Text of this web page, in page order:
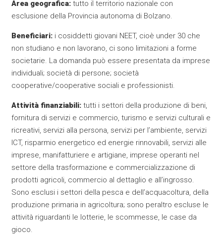
Area geografica:tutto il territorio nazionale con
esclusione della Provincia autonoma di Bolzano.
Beneficiari:i cosiddetti giovani NEET, cioè under 30 che
non studiano e non lavorano, ci sono limitazioni a forme
societarie. La domanda può essere presentata da imprese
individuali; società di persone; società
cooperative/cooperative sociali e professionisti.
Attività finanziabili:tutti i settori della produzione di beni,
fornitura di servizi e commercio, turismo e servizi culturali e
ricreativi, servizi alla persona, servizi per l’ambiente, servizi
ICT, risparmio energetico ed energie rinnovabili, servizi alle
imprese, manifatturiere e artigiane, imprese operanti nel
settore della trasformazione e commercializzazione di
prodotti agricoli, commercio al dettaglio e all’ingrosso.
Sono esclusi i settori della pesca e dell’acquacoltura, della
produzione primaria in agricoltura; sono peraltro escluse le
attività riguardanti le lotterie, le scommesse, le case da
gioco.